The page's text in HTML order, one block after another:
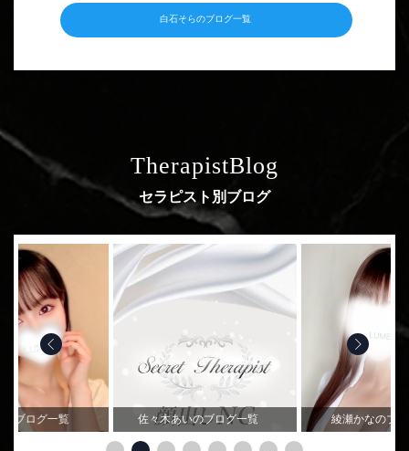
白石そらのブログ一覧
TherapistBlog
セラピスト別ブログ
のブログ一覧 佐々木あいのブログ一覧 綾瀬かなのブ